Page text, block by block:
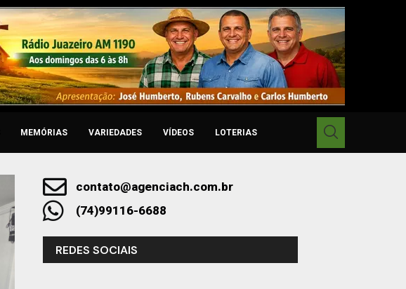
MEMÓRIAS VARIEDADES VÍDEOS LOTERIAS
contato@agenciach.com.br
(74)99116-6688
REDES SOCIAIS